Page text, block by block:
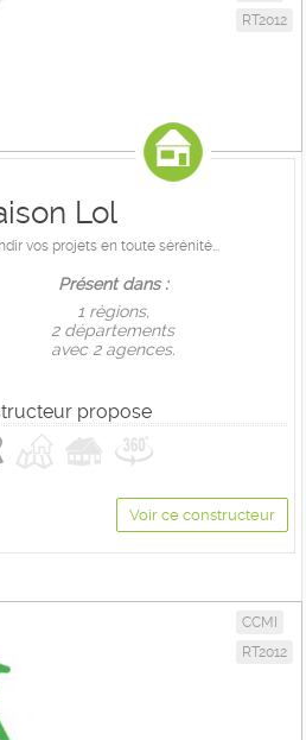
RT2012
Lol
vos projets en toute sérénité...
Présent dans :
1 règions,
2 départements
avec 2 agences.
propose
Voir ce constructeur
CCMI
RT2012